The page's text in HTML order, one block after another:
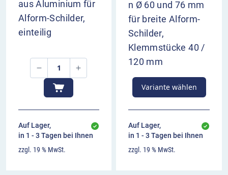
aus Aluminium für
Alform-Schilder,
einteilig
Auf Lager,
in 1 - 3 Tagen bei Ihnen
zzgl. 19 % MwSt.
n Ø 60 und 76 mm
für breite Alform-
Schilder,
Klemmstücke 40 /
120 mm
Variante wählen
Auf Lager,
in 1 - 3 Tagen bei Ihnen
zzgl. 19 % MwSt.